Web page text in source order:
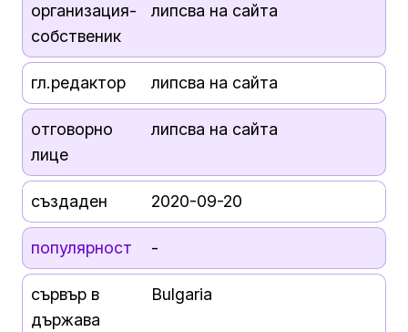
организация-
собственик
липсва на сайта
гл.редактор липсва на сайта
отговорно
лице
липсва на сайта
създаден 2020-09-20
популярност -
сървър в
държава
Bulgaria